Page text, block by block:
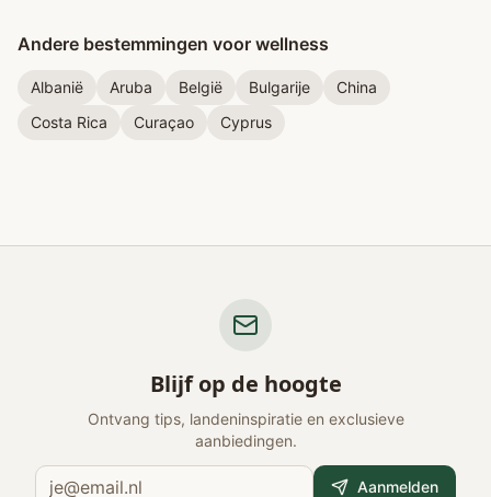
Andere bestemmingen voor wellness
Albanië Aruba België Bulgarije
China
Costa Rica
Curaçao Cyprus
Blijf op de hoogte
Ontvang tips, landeninspiratie en exclusieve
aanbiedingen.
Aanmelden